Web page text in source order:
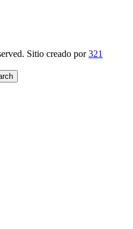
Sitio creado por321